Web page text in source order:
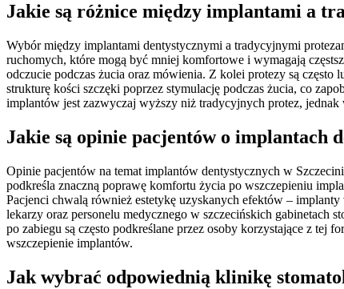
Jakie są różnice między implantami a
Wybór między implantami dentystycznymi a tradycyjnymi
ruchomych, które mogą być mniej komfortowe i wymagają
odczucie podczas żucia oraz mówienia. Z kolei protezy są
strukturę kości szczęki poprzez stymulację podczas żucia, co
implantów jest zazwyczaj wyższy niż tradycyjnych protez,
Jakie są opinie pacjentów o implantach
Opinie pacjentów na temat implantów dentystycznych w
podkreśla znaczną poprawę komfortu życia po wszczepieniu
Pacjenci chwalą również estetykę uzyskanych efektów –
lekarzy oraz personelu medycznego w szczecińskich gabinetach
po zabiegu są często podkreślane przez osoby korzystające z tej
wszczepienie implantów.
Jak wybrać odpowiednią klinikę